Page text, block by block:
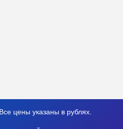
цены указаны в рублях.